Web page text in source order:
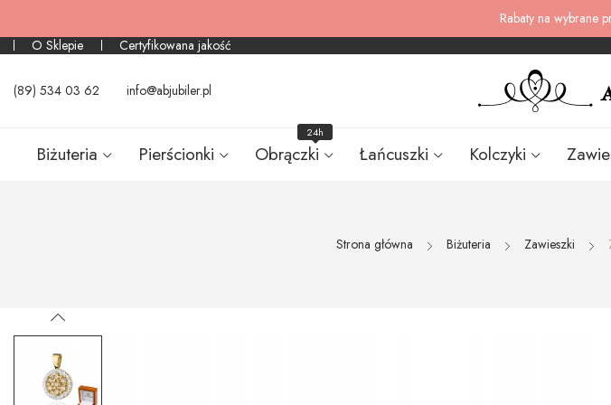
Rabaty na wybrane
O Sklepie
Certyfikowana jakość
(89) 534 03 62 info@abjubiler.pl
Biżuteria Pierścionki Obrączki
24h
Łańcuszki Kolczyki
Strona główna Biżuteria Zawieszki